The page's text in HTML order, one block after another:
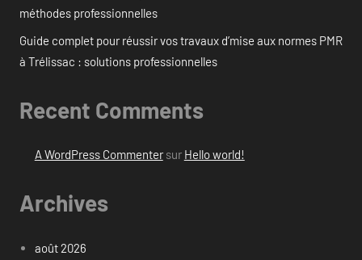
méthodes professionnelles
Guide complet pour réussir vos travaux d’mise aux normes PMR
à Trélissac : solutions professionnelles
Recent Comments
A WordPress Commentersur Hello world!
Archives
août 2026